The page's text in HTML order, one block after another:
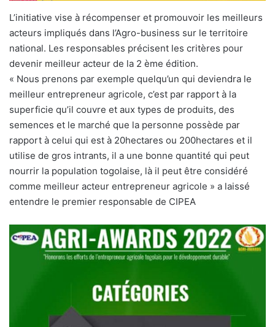
L’initiative vise à récompenser et promouvoir les meilleurs
acteurs impliqués dans l’Agro-business sur le territoire
national. Les responsables précisent les critères pour
devenir meilleur acteur de la 2 ème édition.
« Nous prenons par exemple quelqu’un qui deviendra le
meilleur entrepreneur agricole, c’est par rapport à la
superficie qu’il couvre et aux types de produits, des
semences et le marché que la personne possède par
rapport à celui qui est à 20hectares ou 200hectares et il
utilise de gros intrants, il a une bonne quantité qui peut
nourrir la population togolaise, là il peut être considéré
comme meilleur acteur entrepreneur agricole » a laissé
entendre le premier responsable de CIPEA